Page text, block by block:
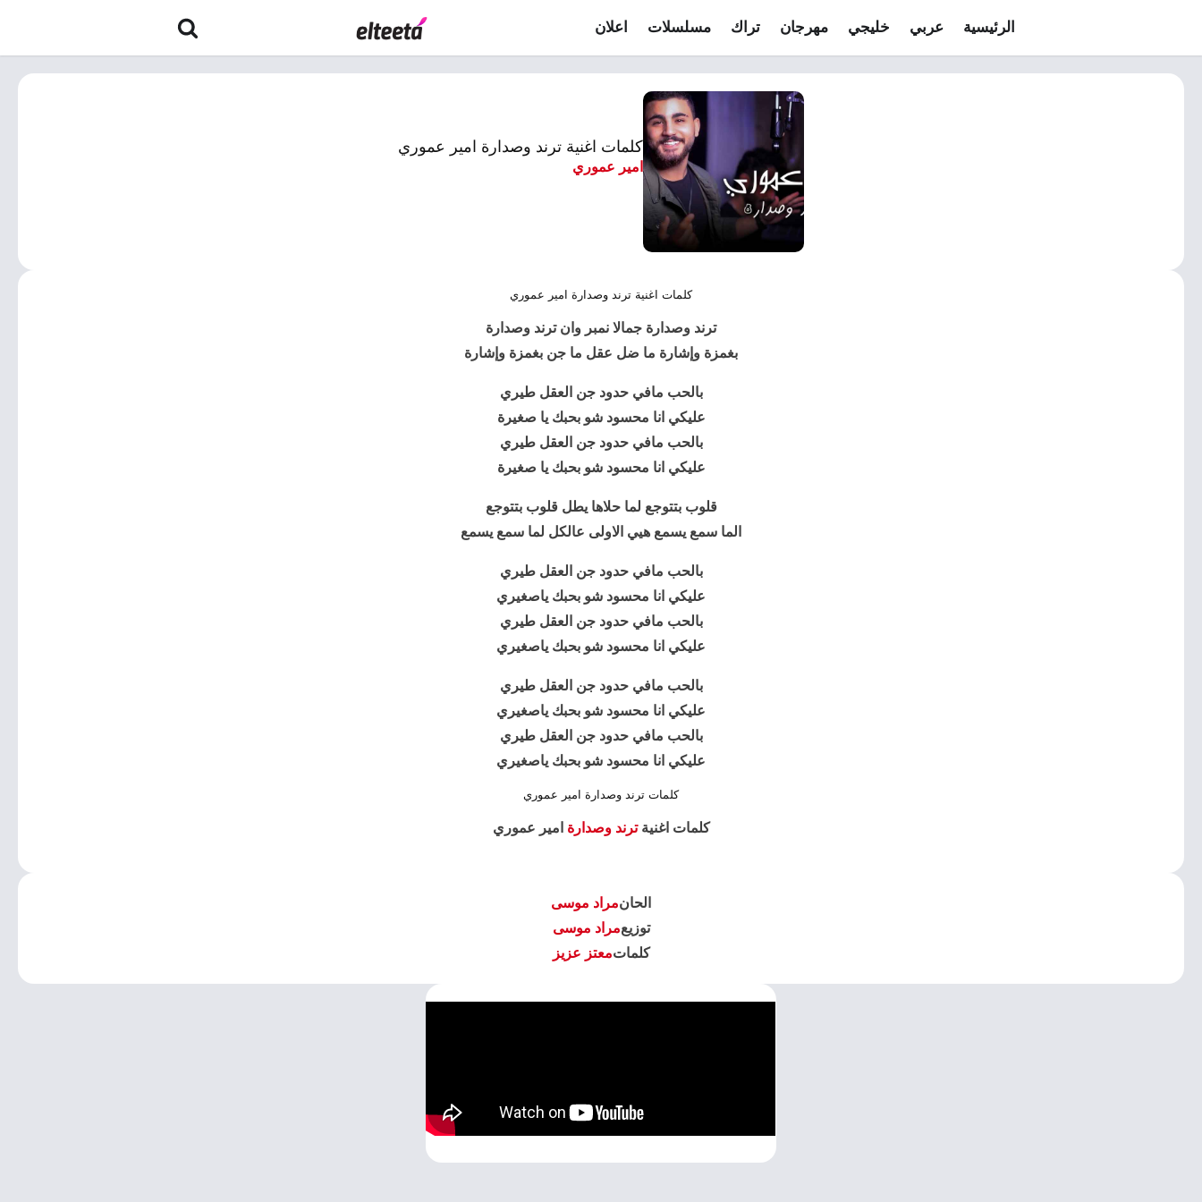
الرئيسية عربي خليجي مهرجان تراك مسلسلات اعلان
كلمات اغنية ترند وصدارة امير عموري
امير عموري
كلمات اغنية ترند وصدارة امير عموري
ترند وصدارة جمالا نمبر وان ترند وصدارة
بغمزة وإشارة ما ضل عقل ما جن بغمزة وإشارة
بالحب مافي حدود جن العقل طيري
عليكي انا محسود شو بحبك يا صغيرة
بالحب مافي حدود جن العقل طيري
عليكي انا محسود شو بحبك يا صغيرة
قلوب بتتوجع لما حلاها يطل قلوب بتتوجع
الما سمع يسمع هيي الاولى عالكل لما سمع يسمع
بالحب مافي حدود جن العقل طيري
عليكي انا محسود شو بحبك ياصغيري
بالحب مافي حدود جن العقل طيري
عليكي انا محسود شو بحبك ياصغيري
بالحب مافي حدود جن العقل طيري
عليكي انا محسود شو بحبك ياصغيري
بالحب مافي حدود جن العقل طيري
عليكي انا محسود شو بحبك ياصغيري
كلمات ترند وصدارة امير عموري
كلمات اغنيةترند وصدارة امير عموري
الحانمراد موسى
توزيعمراد موسى
كلماتمعتز عزيز